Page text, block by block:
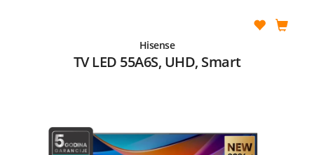
Hisense
TV LED 55A6S, UHD, Smart